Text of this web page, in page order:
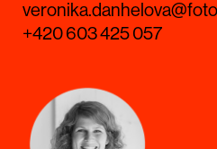
+420 603 425 057